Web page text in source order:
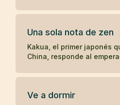
Una sola nota de zen
Kakua, el primer japonés
China, responde al
desaparecer.
Ve a dormir